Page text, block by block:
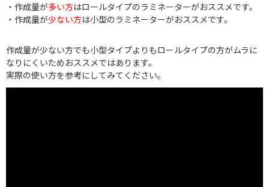
・作成量が多い方はロールタイプのラミネーターがおススメです。
・作成量が少ない方は小型のラミネーターがおススメです。
作成量が少ない方でも小型タイプよりもロールタイプの方がムラに
なりにくいためおススメではあります。
実際の使い方を参考にしてみてください。